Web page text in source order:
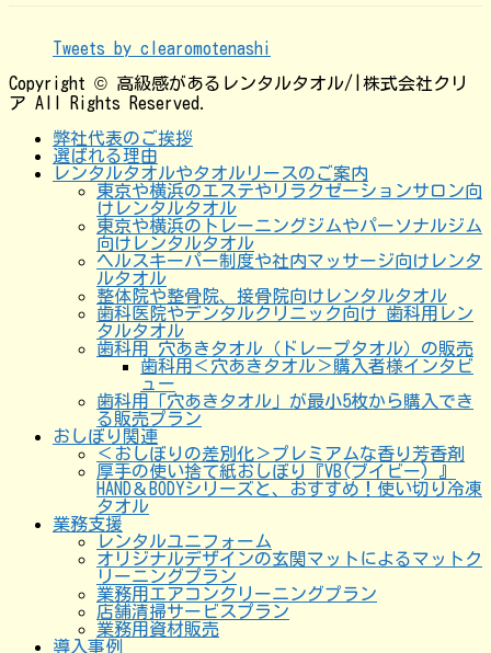
Tweets by clearomotenashi
Copyright © 高級感があるレンタルタオル/|株式会社クリ
ア All Rights Reserved.
弊社代表のご挨拶
選ばれる理由
レンタルタオルやタオルリースのご案内
東京や横浜のエステやリラクゼーションサロン向
けレンタルタオル
東京や横浜のトレーニングジムやパーソナルジム
向けレンタルタオル
ヘルスキーパー制度や社内マッサージ向けレンタ
ルタオル
整体院や整骨院、接骨院向けレンタルタオル
歯科医院やデンタルクリニック向け 歯科用レン
タルタオル
歯科用 穴あきタオル（ドレープタオル）の販売
歯科用＜穴あきタオル＞購入者様インタビ
ュー
歯科用「穴あきタオル」が最小5枚から購入でき
る販売プラン
おしぼり関連
＜おしぼりの差別化＞プレミアムな香り芳香剤
厚手の使い捨て紙おしぼり『VB(ブイビー) 』
HAND＆BODYシリーズと、おすすめ！使い切り冷凍
タオル
業務支援
レンタルユニフォーム
オリジナルデザインの玄関マットによるマットク
リーニングプラン
業務用エアコンクリーニングプラン
店舗清掃サービスプラン
業務用資材販売
導入事例